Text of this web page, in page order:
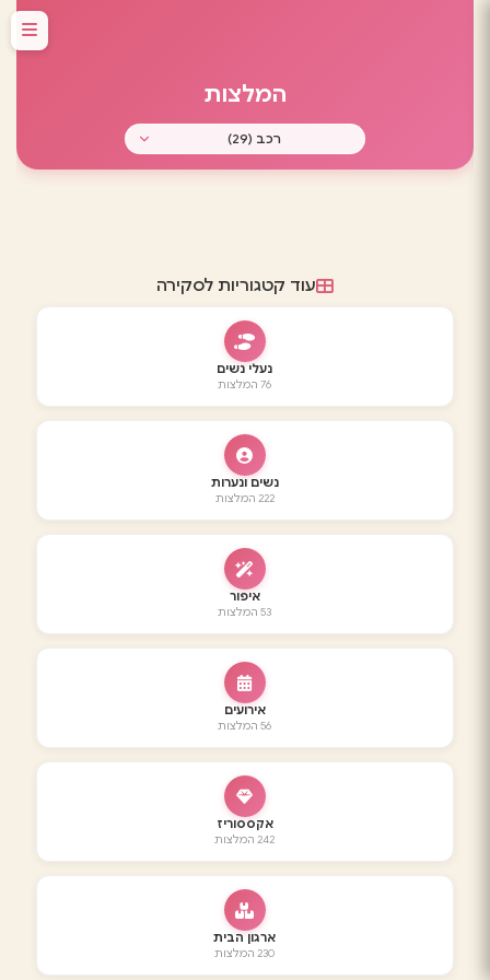
המלצות
עוד קטגוריות לסקירה
נעלי נשים
76 המלצות
נשים ונערות
222 המלצות
איפור
53 המלצות
אירועים
56 המלצות
אקססוריז
242 המלצות
ארגון הבית
230 המלצות